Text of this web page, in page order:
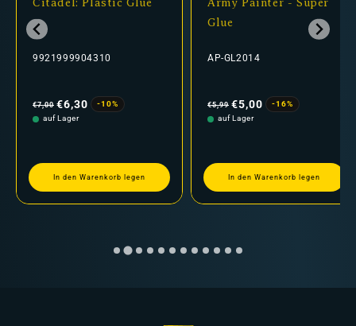
Citadel: Plastic Glue
9921999904310
Preis
€7,00 €6,30
-10%
auf Lager
In den Warenkorb legen
Army Painter - Super
Glue
AP-GL2014
Preis
€5,99 €5,00
-16%
auf Lager
In den Warenkorb legen